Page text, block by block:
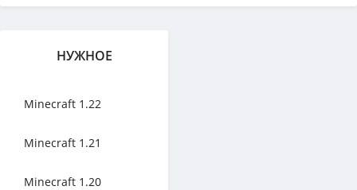
НУЖНОЕ
Minecraft 1.22
Minecraft 1.21
Minecraft 1.20